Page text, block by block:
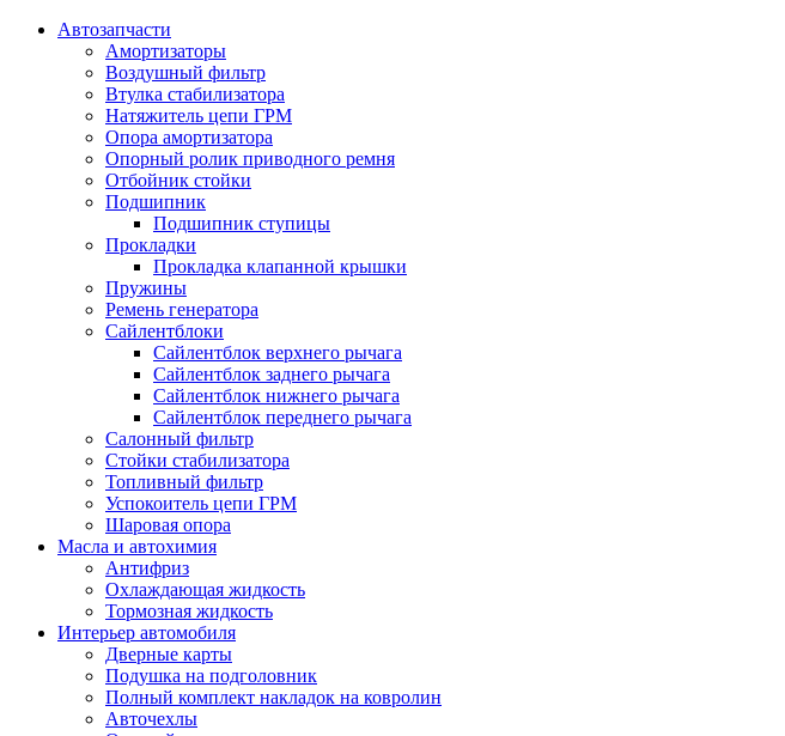
Автозапчасти
Амортизаторы
Воздушный фильтр
Втулка стабилизатора
Натяжитель цепи ГРМ
Опора амортизатора
Опорный ролик приводного ремня
Отбойник стойки
Подшипник
Подшипник ступицы
Прокладки
Прокладка клапанной крышки
Пружины
Ремень генератора
Сайлентблоки
Сайлентблок верхнего рычага
Сайлентблок заднего рычага
Сайлентблок нижнего рычага
Сайлентблок переднего рычага
Салонный фильтр
Стойки стабилизатора
Топливный фильтр
Успокоитель цепи ГРМ
Шаровая опора
Масла и автохимия
Антифриз
Охлаждающая жидкость
Тормозная жидкость
Интерьер автомобиля
Дверные карты
Подушка на подголовник
Полный комплект накладок на ковролин
Авточехлы